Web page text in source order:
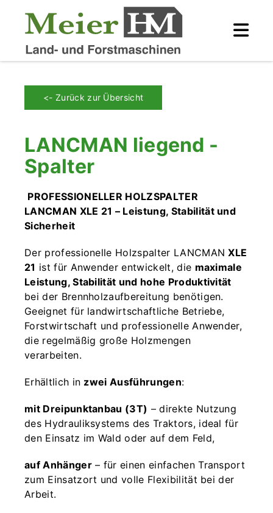
<- Zurück zur Übersicht
LANCMAN liegend -
Spalter
PROFESSIONELLER HOLZSPALTER
LANCMAN XLE 21 – Leistung, Stabilität und
Sicherheit
Der professionelle Holzspalter LANCMANXLE
21 ist für Anwender entwickelt, die maximale
Leistung, Stabilität und hohe Produktivität
bei der Brennholzaufbereitung benötigen.
Geeignet für landwirtschaftliche Betriebe,
Forstwirtschaft und professionelle Anwender,
die regelmäßig große Holzmengen
verarbeiten.
Erhältlich in zwei Ausführungen:
mit Dreipunktanbau (3T) – direkte Nutzung
des Hydrauliksystems des Traktors, ideal für
den Einsatz im Wald oder auf dem Feld,
auf Anhänger– für einen einfachen Transport
zum Einsatzort und volle Flexibilität bei der
Arbeit.